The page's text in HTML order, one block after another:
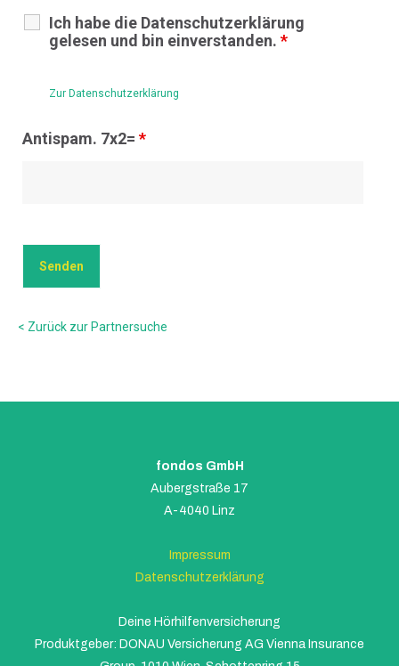
Ich habe die Datenschutzerklärung
gelesen und bin einverstanden. *
Zur Datenschutzerklärung
Antispam. 7x2= *
< Zurück zur Partnersuche
fondos GmbH
Aubergstraße 17
A-4040 Linz
Impressum
Datenschutzerklärung
Deine Hörhilfenversicherung
Produktgeber: DONAU Versicherung AG Vienna Insurance